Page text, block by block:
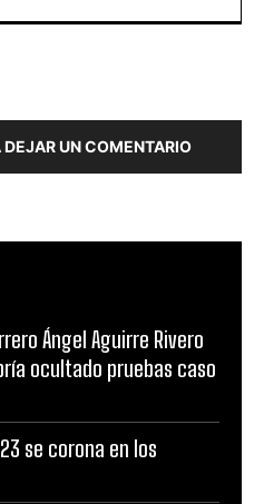
UN COMENTARIO
Ángel Aguirre Rivero
ocultado pruebas caso
se corona en los